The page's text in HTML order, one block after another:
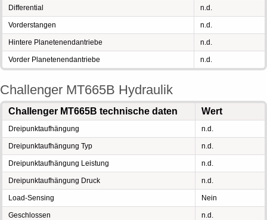
Differential n.d.
Vorderstangen n.d.
Hintere Planetenendantriebe n.d.
Vorder Planetenendantriebe n.d.
Challenger MT665B Hydraulik
Challenger MT665B technische daten Wert
Dreipunktaufhängung n.d.
Dreipunktaufhängung Typ n.d.
Dreipunktaufhängung Leistung n.d.
Dreipunktaufhängung Druck n.d.
Load-Sensing Nein
Geschlossen n.d.